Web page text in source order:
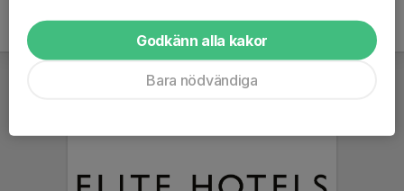
Godkänn alla kakor
Bara nödvändiga